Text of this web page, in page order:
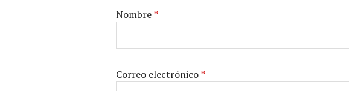
Nombre*
Correo electrónico*